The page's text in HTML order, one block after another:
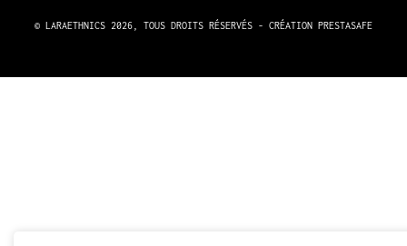
© LARAETHNICS 2026, TOUS DROITS RÉSERVÉS - CRÉATION PRESTASAFE